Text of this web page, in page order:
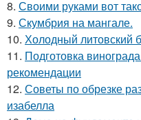
8. Своими руками вот
9. Скумбрия на мангале.
10. Холодный литовский
11. Подготовка
рекомендации
12. Советы по обрезке
изабелла